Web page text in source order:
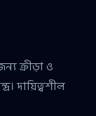
ক্রীড়া ও
দায়িত্বশীল